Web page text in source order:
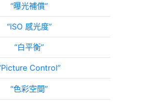
曝光補償
ISO 感光度
白平衡
Picture Control
色彩空間